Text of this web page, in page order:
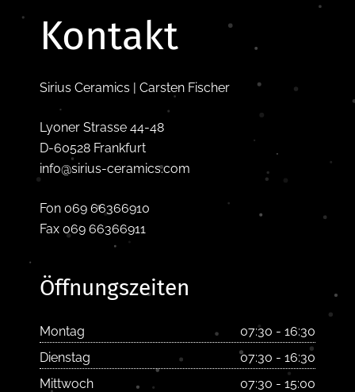
Kontakt
Sirius Ceramics | Carsten Fischer
Lyoner Strasse 44-48
D-60528 Frankfurt
info@sirius-ceramics.com
Fon 069 66366910
Fax 069 66366911
Öffnungszeiten
Montag
07:30 - 16:30
Dienstag
07:30 - 16:30
Mittwoch
07:30 - 15:00